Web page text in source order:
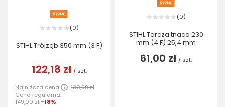
(0)
STIHL Trójząb 350 mm (3 F)
122,18 zł / szt.
Najniższa cena:
130,99 zł
Cena regularna:
149,00 zł -18%
(0)
STIHL Tarcza tnąca 230
mm (4 F) 25,4 mm
61,00 zł / szt.